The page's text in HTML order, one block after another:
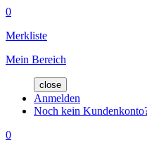
0
Merkliste
Mein Bereich
close
Anmelden
Noch kein
0